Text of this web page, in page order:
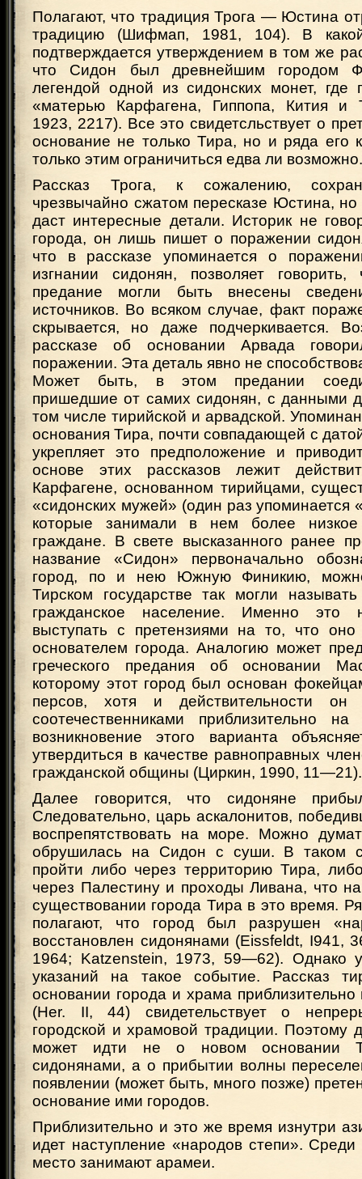
Полагают, что традиция Трога — Юстина
традицию (Шифмап, 1981, 104). В
подтверждается утверждением в том же
что Сидон был древнейшим городом
легендой одной из сидонских монет, где
«матерью Карфагена, Гиппопа, Кития и
1923, 2217). Все это свидетсльствует о
основание не только Тира, но и ряда его
только этим ограничиться едва ли возможно.
Рассказ Трога, к сожалению,
чрезвычайно сжатом пересказе Юстина,
даст интересные детали. Историк не
города, он лишь пишет о поражении
что в рассказе упоминается о
изгнании сидонян, позволяет
предание могли быть внесены
источников. Во всяком случае, факт
скрывается, но даже подчеркивается.
рассказе об основании Арвада
поражении. Эта деталь явно не
Может быть, в этом предании
пришедшие от самих сидонян, с данными
том числе тирийской и арвадской.
основания Тира, почти совпадающей с
укрепляет это предположение и
основе этих рассказов лежит
Карфагене, основанном тирийцами,
«сидонских мужей» (один раз упоминается
которые занимали в нем более
граждане. В свете высказанного ранее
название «Сидон» первоначально
город, по и нею Южную Финикию,
Тирском государстве так могли
гражданское население. Именно это
выступать с претензиями на то, что
основателем города. Аналогию может
греческого предания об основании
которому этот город был основан
персов, хотя и действительности
соотечественниками приблизительно
возникновение этого варианта
утвердиться в качестве равноправных
гражданской общины (Циркин, 1990, 11—21).
Далее говорится, что сидоняне
Следовательно, царь аскалонитов,
воспрепятствовать на море. Можно
обрушилась на Сидон с суши. В таком
пройти либо через территорию Тира,
через Палестину и проходы Ливана, что
существовании города Тира в это время.
полагают, что город был разрушен
восстановлен сидонянами (Eissfeldt, I941,
1964; Katzenstein, 1973, 59—62). Однако
указаний на такое событие. Рассказ
основании города и храма
(Her. II, 44) свидетельствует о
городской и храмовой традиции. Поэтому
может идти не о новом основании
сидонянами, а о прибытии волны
появлении (может быть, много позже)
основание ими городов.
Приблизительно и это же время изнутри
идет наступление «народов степи». Среди
место занимают арамеи.